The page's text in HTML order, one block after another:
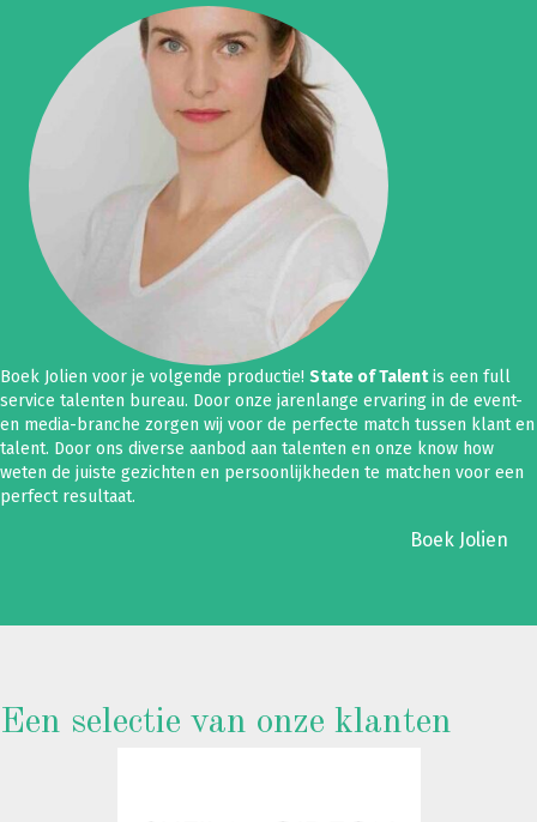
Boek Jolien voor je volgende productie! State of Talentis een full
service talenten bureau. Door onze jarenlange ervaring in de event-
en media-branche zorgen wij voor de perfecte match tussen klant en
talent. Door ons diverse aanbod aan talenten en onze know how
weten de juiste gezichten en persoonlijkheden te matchen voor een
perfect resultaat.
Boek Jolien
Een selectie van onze klanten